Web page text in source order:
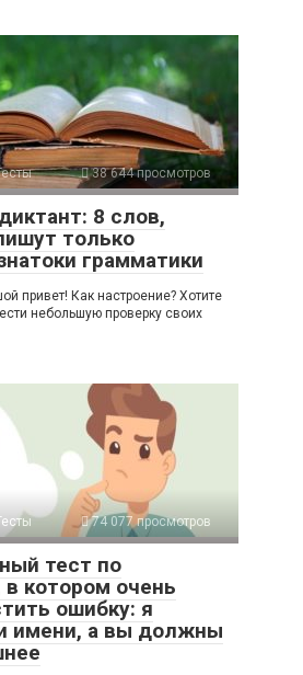
38 644 просмотров
8 слов,
только
грамматики
привет! Как настроение? Хотите
небольшую проверку своих
74 077 просмотров
тест по
в котором очень
ошибку: я
имени, а вы должны